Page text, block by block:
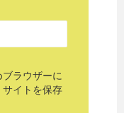
ラウザーに
サイトを保存